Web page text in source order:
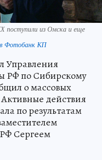
поступили из Омска и еще
Фотобанк КП
Управления
РФ по Сибирскому
о массовых
действия
по результатам
Сергеем